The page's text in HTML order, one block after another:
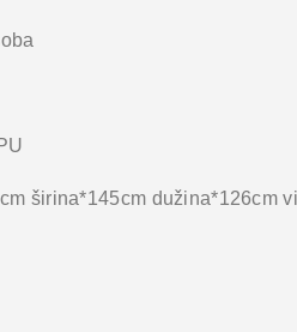
širina*145cm dužina*126cm